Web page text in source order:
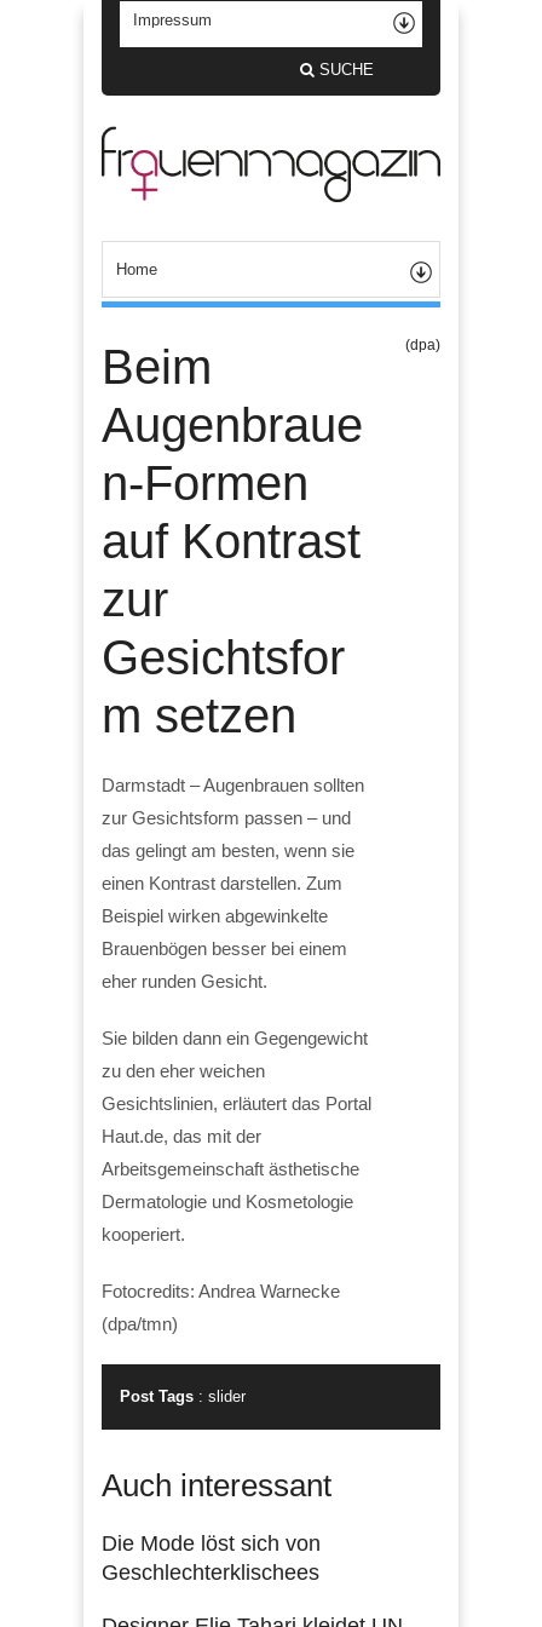
SUCHE
Beim
Augenbraue
n-Formen
auf Kontrast
zur
Gesichtsfor
m setzen
(dpa)
Darmstadt – Augenbrauen sollten
zur Gesichtsform passen – und
das gelingt am besten, wenn sie
einen Kontrast darstellen. Zum
Beispiel wirken abgewinkelte
Brauenbögen besser bei einem
eher runden Gesicht.
Sie bilden dann ein Gegengewicht
zu den eher weichen
Gesichtslinien, erläutert das Portal
Haut.de, das mit der
Arbeitsgemeinschaft ästhetische
Dermatologie und Kosmetologie
kooperiert.
Fotocredits: Andrea Warnecke
(dpa/tmn)
Post Tags : slider
Auch interessant
Die Mode löst sich von
Geschlechterklischees